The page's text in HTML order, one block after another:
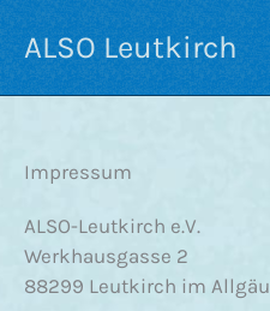
Zum
Inhalt
springen
ALSO Leutkirch
Impressum
ALSO-Leutkirch e.V.
Werkhausgasse 2
88299 Leutkirch im Allgäu